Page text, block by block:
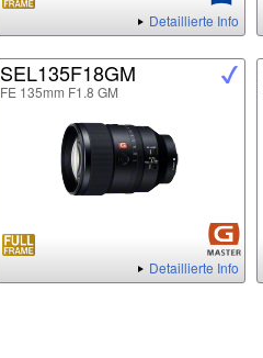
Detaillierte Info
SEL135F18GM
FE 135mm F1.8 GM
Detaillierte Info